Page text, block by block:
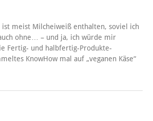
ist meist Milcheiweiß enthalten, soviel ich
ohne… – und ja, ich würde mir
Fertig- und halbfertig-Produkte-
KnowHow mal auf „veganen Käse“